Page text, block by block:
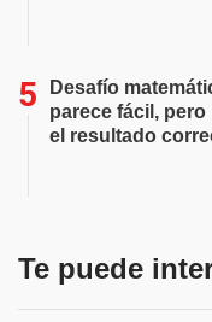
Desafío
parece fácil,
el resultado
Te puede